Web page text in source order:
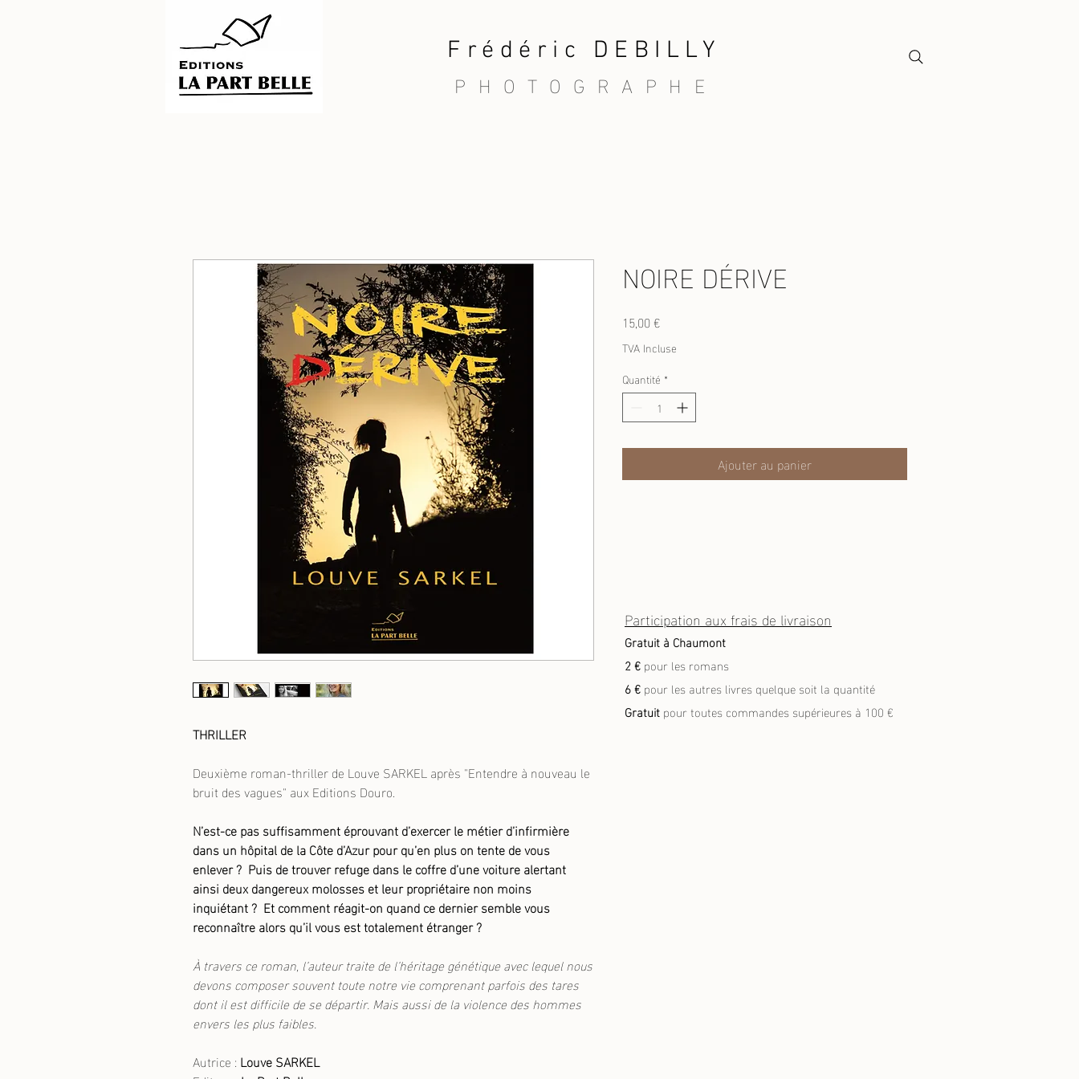
Frédéric DEBILLY
PHOTOGRAPHE
THRILLER
Deuxième roman-thriller de Louve SARKEL après "Entendre à nouveau le
bruit des vagues" aux Editions Douro.
N’est-ce pas suffisamment éprouvant d’exercer le métier d’infirmière
dans un hôpital de la Côte d’Azur pour qu’en plus on tente de vous
enlever ? Puis de trouver refuge dans le coffre d’une voiture alertant
ainsi deux dangereux molosses et leur propriétaire non moins
inquiétant ? Et comment réagit-on quand ce dernier semble vous
reconnaître alors qu’il vous est totalement étranger ?
À travers ce roman, l’auteur traite de l’héritage génétique avec lequel nous
devons composer souvent toute notre vie comprenant parfois des tares
dont il est difficile de se départir. Mais aussi de la violence des hommes
envers les plus faibles.
Autrice : Louve SARKEL
NOIRE DÉRIVE
15,00 €Prix
TVA Incluse
Quantité *
Ajouter au panier
Participation aux frais de livraison
Gratuit à Chaumont
2 €pour les romans
6 €pour les autres livres quelque soit la quantité
Gratuitpour toutes commandes supérieures à 100 €